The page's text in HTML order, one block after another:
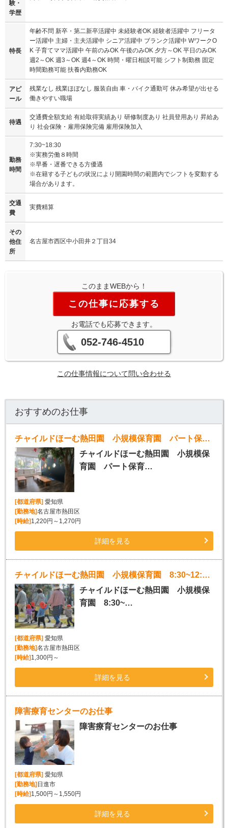
験・
学歴
特長
年齢不問 新卒・第二新卒活躍中 未経験者OK 経験者活躍中 フリータ
ー活躍中 主婦・主夫活躍中 シニア活躍中 ブランク活躍中 WワークO
K 子育てママ活躍中 午前のみOK 午後のみOK 夕方～OK 平日のみOK
週2～OK 週3～OK 週4～OK 時間・曜日相談可能 シフト制勤務 固定
時間勤務可能 扶養内勤務OK
アピ
ール
残業なし 残業ほぼなし 服装自由 車・バイク通勤可 休み希望が出せる
働きやすい職場
待遇
交通費全額支給 有給取得実績あり 研修制度あり 社員登用あり 昇給あ
り 社会保険・雇用保険完備 雇用保険加入
勤務
時間
7:30~18:30
※実務労働８時間
※早番・遅番できる方優遇
※在籍する子どもの状況により開園時間の範囲内でシフトを変動する
場合があります。
交通
費
実費精算
その
他住
所
名古屋市西区中小田井２丁目34
このままWEBから！
この仕事に応募する
お電話でも応募できます。
052-746-4510
この仕事情報について問い合わせる
おすすめのお仕事
チャイルドほーむ熱田園 小規模保育園 パート保育士 週3～5日
チャイルドほーむ熱田園 小規模保
育園 パート保育…
[都道府県] 愛知県
[勤務地]名古屋市熱田区
[時給] 1,220円～1,270円
詳細を見る
チャイルドほーむ熱田園 小規模保育園 8:30~12:30 週3~5日ＯＫ
チャイルドほーむ熱田園 小規模保
育園 8:30~…
[都道府県] 愛知県
[勤務地]名古屋市熱田区
[時給] 1,300円～
詳細を見る
障害療育センターのお仕事
障害療育センターのお仕事
[都道府県]愛知県
[勤務地]日進市
[時給]1,500円～1,550円
詳細を見る